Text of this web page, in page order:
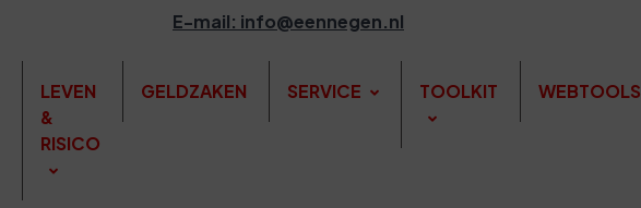
E-mail: info@eennegen.nl
LEVEN
&
RISICO
GELDZAKEN SERVICE TOOLKIT WEBTOOLS